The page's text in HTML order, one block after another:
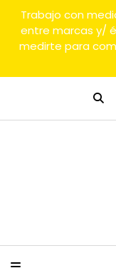
Trabajo con
entre marcas y/
medirte para